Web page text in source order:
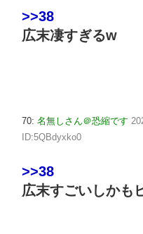
>>38
広末凄すぎるw
70: 名無しさん＠恐縮です
ID:5QBdyxko0
>>38
広末すごいしかも